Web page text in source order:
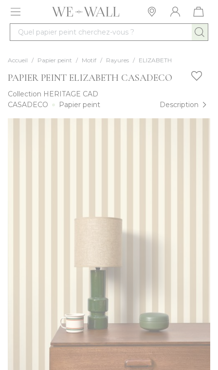
Allez au contenu
Quel papier peint cherchez-vous ?
Accueil / Papier peint / Motif / Rayures / ELIZABETH
PAPIER PEINT ELIZABETH CASADECO
Collection HERITAGE CAD
CASADECO
Papier peint Description